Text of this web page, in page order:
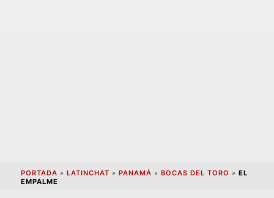
PORTADA » LATINCHAT » PANAMÁ » BOCAS DEL TORO » EL
EMPALME